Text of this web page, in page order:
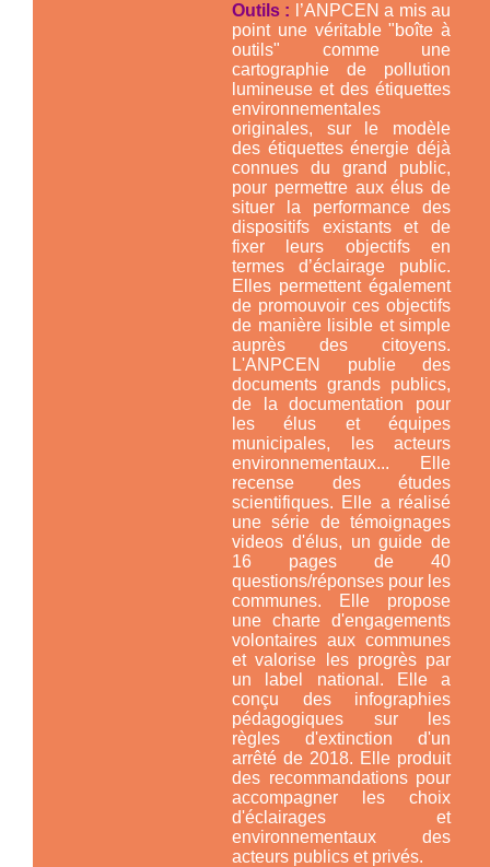
Outils :
l’ANPCEN a mis au
point une véritable "boîte à
outils" comme une
cartographie de pollution
lumineuse et des étiquettes
environnementales
originales, sur le modèle
des étiquettes énergie déjà
connues du grand public,
pour permettre aux élus de
situer la performance des
dispositifs existants et de
fixer leurs objectifs en
termes d’éclairage public.
Elles permettent également
de promouvoir ces objectifs
de manière lisible et simple
auprès des citoyens.
L'ANPCEN publie des
documents grands publics,
de la documentation pour
les élus et équipes
municipales, les acteurs
environnementaux... Elle
recense des études
scientifiques. Elle a réalisé
une série de témoignages
videos d'élus, un guide de
16 pages de 40
questions/réponses pour les
communes. Elle propose
une charte d'engagements
volontaires aux communes
et valorise les progrès par
un label national. Elle a
conçu des infographies
pédagogiques sur les
règles d'extinction d'un
arrêté de 2018. Elle produit
des recommandations pour
accompagner les choix
d'éclairages et
environnementaux des
acteurs publics et privés.